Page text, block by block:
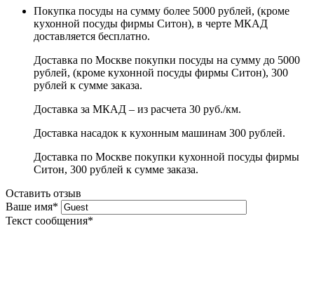
Покупка посуды на сумму более 5000 рублей, (кроме
кухонной посуды фирмы Ситон), в черте МКАД
доставляется бесплатно.
Доставка по Москве покупки посуды на сумму до 5000
рублей, (кроме кухонной посуды фирмы Ситон), 300
рублей к сумме заказа.
Доставка за МКАД – из расчета 30 руб./км.
Доставка насадок к кухонным машинам 300 рублей.
Доставка по Москве покупки кухонной посуды фирмы
Ситон, 300 рублей к сумме заказа.
Оставить отзыв
Ваше имя*
Текст сообщения*